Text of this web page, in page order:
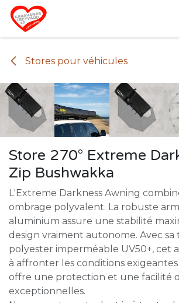
Se rendre au contenu
Stores pour véhicules
Store 270° Extreme
Zip Bushwakka
L'Extreme Darkness Awning
ombrage polyvalent. La robuste
aluminium assure une stabilité
design vraiment autonome. Avec sa
polyester imperméable UV50+, cet
à affronter les conditions
offre une protection et une facilité
exceptionnelles.